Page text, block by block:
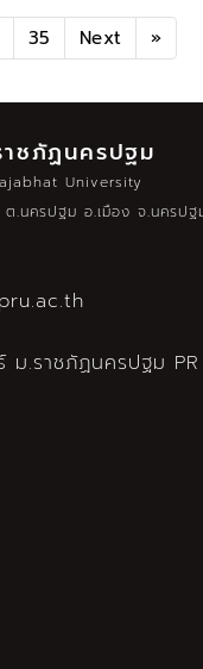
35 Next »
ชภัฏนครปฐม
University
.นครปฐม อ.เมือง จ.นครป
ม.ราชภัฏนครปฐม PR